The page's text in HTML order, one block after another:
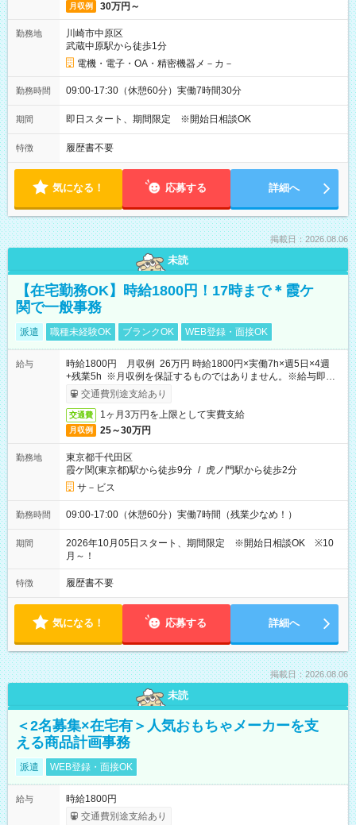
月収例 30万円～
勤務地
川崎市中原区
武蔵中原駅から徒歩1分
電機・電子・OA・精密機器メ－カ－
勤務時間 09:00-17:30（休憩60分）実働7時間30分
期間 即日スタート、期間限定 ※開始日相談OK
特徴 履歴書不要
気になる！ 応募する 詳細へ
掲載日：2026.08.06
未読
【在宅勤務OK】時給1800円！17時まで＊霞ケ
関で一般事務
派遣 職種未経験OK ブランクOK WEB登録・面接OK
給与
時給1800円 月収例 26万円 時給1800円×実働7h×週5日×4週
+残業5h ※月収例を保証するものではありません。※給与即受
取りサービス利用可（利用条件有）
交通費別途支給あり
交通費 1ヶ月3万円を上限として実費支給
月収例 25～30万円
勤務地
東京都千代田区
霞ケ関(東京都)駅から徒歩9分 / 虎ノ門駅から徒歩2分
サ－ビス
勤務時間 09:00-17:00（休憩60分）実働7時間（残業少なめ！）
期間
2026年10月05日スタート、期間限定 ※開始日相談OK ※10
月～！
特徴 履歴書不要
気になる！ 応募する 詳細へ
掲載日：2026.08.06
未読
＜2名募集×在宅有＞人気おもちゃメーカーを支
える商品計画事務
派遣 WEB登録・面接OK
給与
時給1800円
交通費別途支給あり